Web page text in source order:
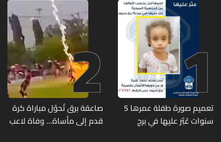
1
تعميم صورة طفلة عمرها 5
سنوات عُثِرَ عليها في برج
2
صاعقة برق تُحوّل مباراة كرة
قدم إلى مأساة... وفاة لاعب